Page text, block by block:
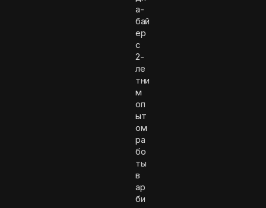
а-
бай
ер
с
2-
ле
тни
м
оп
ыт
ом
ра
бо
ты
в
ар
би